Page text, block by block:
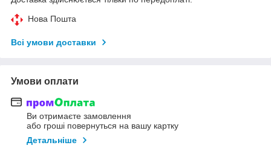
Нова Пошта
Всі умови доставки
Умови оплати
Ви отримаєте замовлення
або гроші повернуться на вашу картку
Детальніше